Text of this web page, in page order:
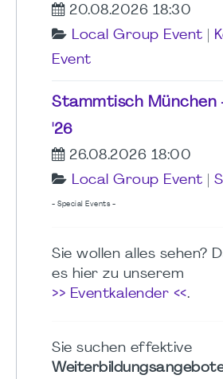
20.08.2026 18:30
Local Group Event
Event
Stammtisch München
'26
26.08.2026 18:00
Local Group Event
- Special Events -
Sie wollen alles sehen?
es hier zu unserem
>> Eventkalender <<.
Sie suchen effektive